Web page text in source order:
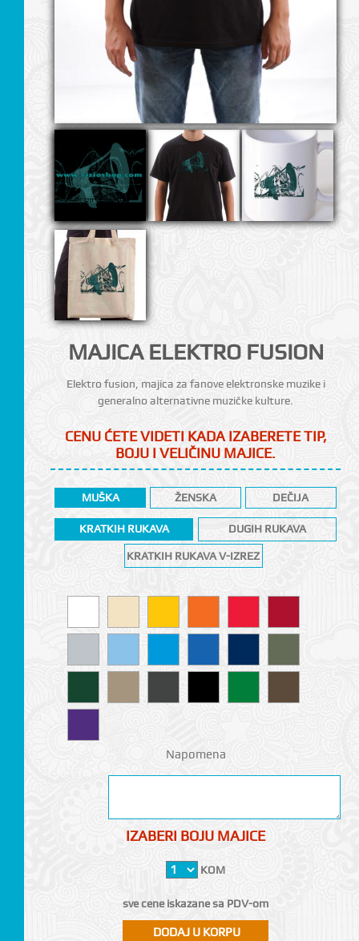
MAJICA ELEKTRO FUSION
Elektro fusion, majica za fanove elektronske muzike i
generalno alternativne muzičke kulture.
CENU ĆETE VIDETI KADA IZABERETE TIP,
BOJU I VELIČINU MAJICE.
MUŠKA ŽENSKA DEČIJA
KRATKIH RUKAVA DUGIH RUKAVA
KRATKIH RUKAVA V-IZREZ
Napomena
IZABERI BOJU MAJICE
KOM
sve cene iskazane sa PDV-om